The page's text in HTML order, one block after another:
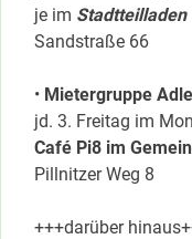
je im Stadtteilladen
Sandstraße 66
• Mietergruppe
jd. 3. Freitag im
Café Pi8 im
Pillnitzer Weg 8
+++darüber